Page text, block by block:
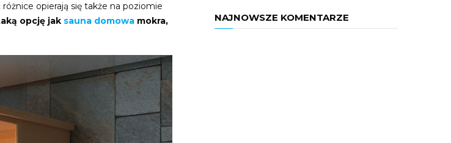
opierają się także na poziomie
opcję jak sauna domowa mokra,
NAJNOWSZE KOMENTARZE